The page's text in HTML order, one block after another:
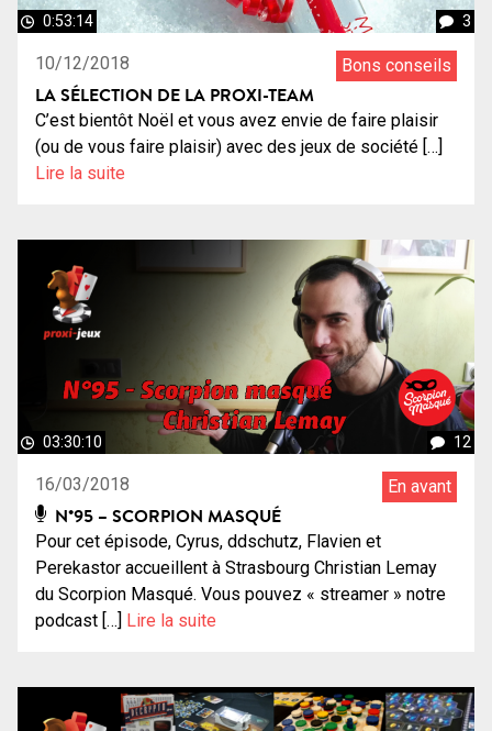
0:53:14 3
10/12/2018 Bons conseils
LA SÉLECTION DE LA PROXI-TEAM
C’est bientôt Noël et vous avez envie de faire plaisir
(ou de vous faire plaisir) avec des jeux de société […]
Lire la suite
03:30:10 12
16/03/2018 En avant
N°95 – SCORPION MASQUÉ
Pour cet épisode, Cyrus, ddschutz, Flavien et
Perekastor accueillent à Strasbourg Christian Lemay
du Scorpion Masqué. Vous pouvez « streamer » notre
podcast […] Lire la suite